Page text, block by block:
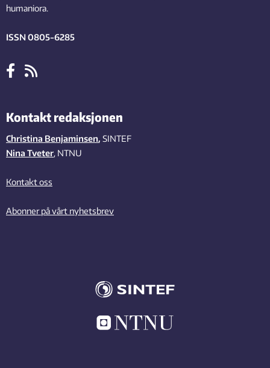
humaniora.
ISSN 0805-6285
Kontakt redaksjonen
Christina Benjaminsen, SINTEF
Nina Tveter, NTNU
Kontakt oss
Abonner på vårt nyhetsbrev